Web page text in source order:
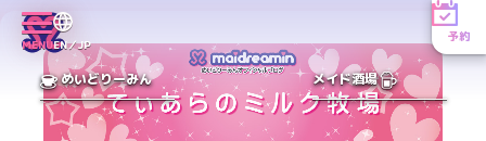
MENUEN／JP
予約
めいどりーみん メイド酒場